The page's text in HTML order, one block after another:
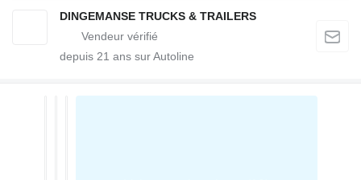
DINGEMANSE TRUCKS & TRAILERS
depuis 21 ans sur Autoline